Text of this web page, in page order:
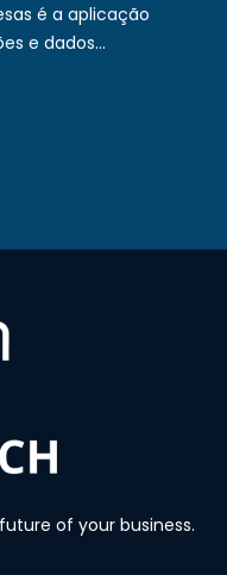
é a aplicação
e dados...
of your business.